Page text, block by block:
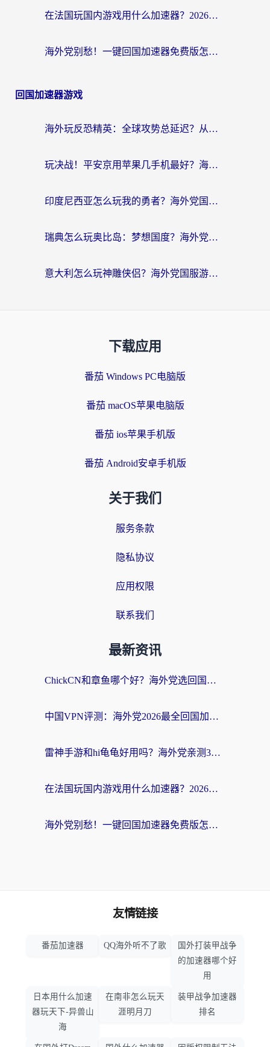
在法国玩国内游戏用什么加速器？2026实测解决延迟卡顿的实用指南
海外党别愁！一键回国加速器免费版怎么选？从踩坑到流畅访问的全攻略
回国加速器游戏
海外玩反恐精英：全球攻势总延迟？从瑞典玩神武4到外国玩黎明觉醒，选对加速器才是关键！
玩决战！平安京用苹果几手机最好？海外党必看的设备+加速器双攻略
印度尼西亚怎么玩我的勇者？海外党国服游戏加速避坑指南（附实况五行师解决方案）
瑞典怎么玩奥比岛：梦想国度？海外党亲测有效的国服游戏加速全攻略
意大利怎么玩神雕侠侣？海外党国服游戏加速终极指南（附欧洲玩王者王国保卫战4不卡技巧）
下载应用
番茄 Windows PC电脑版
番茄 macOS苹果电脑版
番茄 ios苹果手机版
番茄 Android安卓手机版
关于我们
服务条款
隐私协议
应用权限
联系我们
最新资讯
ChickCN和章鱼哪个好？海外党选回国加速器的3个关键维度 + 实用避坑指南
中国VPN评测：海外党2026最全回国加速器选择指南，告别地区限制不踩坑
雷神手游和hi龟龟好用吗？海外党亲测3款回国加速器，教你选对国外到国内加速器
在法国玩国内游戏用什么加速器？2026实测解决延迟卡顿的实用指南
海外党别愁！一键回国加速器免费版怎么选？从踩坑到流畅访问的全攻略
友情链接
番茄加速器 QQ海外听不了歌
国外打装甲战争
的加速器哪个好
用
日本用什么加速
器玩天下-异兽山
海
在南非怎么玩天
涯明月刀
装甲战争加速器
排名